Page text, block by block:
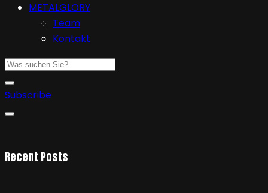
METALGLORY
Team
Kontakt
Subscribe
Recent Posts